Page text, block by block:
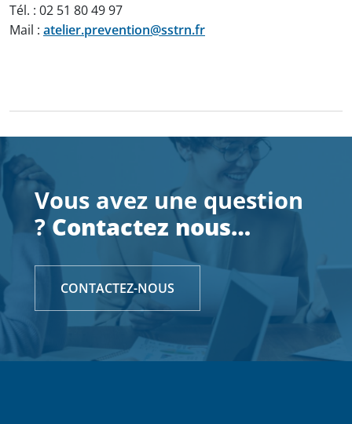
Tél. : 02 51 80 49 97
Mail : atelier.prevention@sstrn.fr
Vous avez une question
?Contactez nous…
CONTACTEZ-NOUS